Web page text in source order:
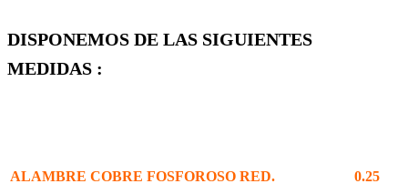
DISPONEMOS DE LAS SIGUIENTES
MEDIDAS :
ALAMBRE COBRE FOSFOROSO RED. 0.25